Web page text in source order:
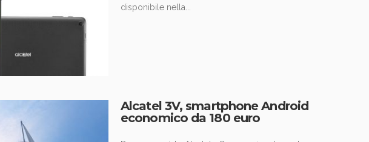
disponibile nella...
Alcatel 3V, smartphone Android
economico da 180 euro